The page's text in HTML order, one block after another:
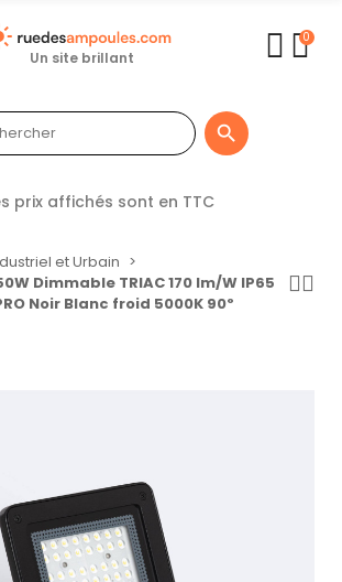
Un site brillant
0

prix affichés sont en TTC
et Urbain
Dimmable TRIAC 170 lm/W IP65
Noir Blanc froid 5000K 90º